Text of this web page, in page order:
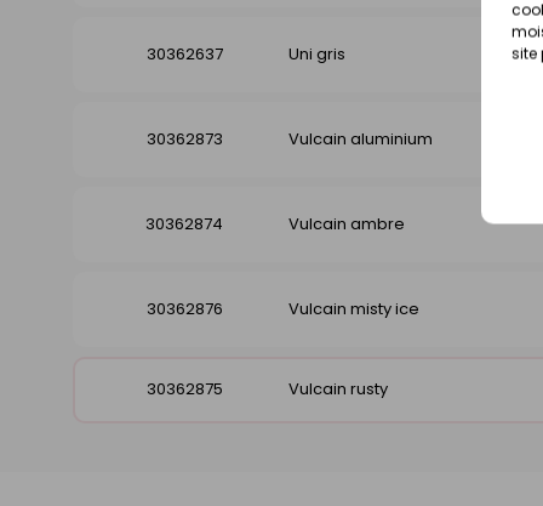
site
30362637 Uni gris
30362873 Vulcain aluminium
30362874 Vulcain ambre
30362876 Vulcain misty ice
30362875 Vulcain rusty